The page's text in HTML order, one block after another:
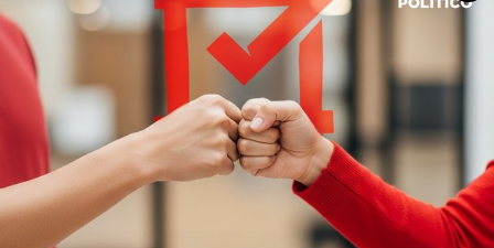
personas. El gobernador, Diego Sinhue Rodríguez Vallejo,
negó la existencia de fosas clandestinas hasta 2020.
Además, es el estado con mayor número de homicidios
de la República, con 3 mil 516 asesintos durante el pasado
año. La Comisión Nacional de Búsqueda tiene un registro
de 2 mil 651 desaparecidos. El estado es, a su vez, uno de
los territorios con mayor número de fosas clandestinas
descubiertas, con hallazgos como el dediciembre de
2020 en Acámbaro, donde se encontraron restos de al
menos 50 personas en una casa